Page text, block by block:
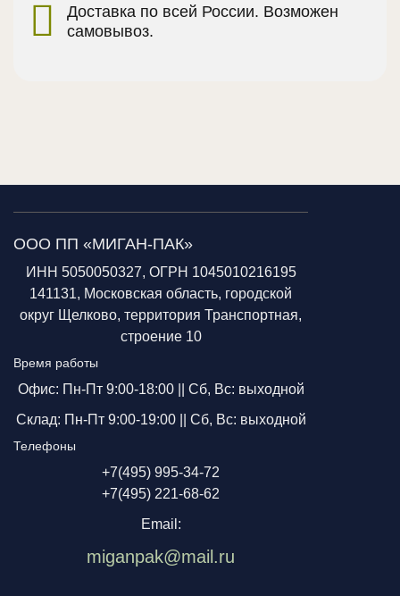
Доставка по всей России. Возможен
самовывоз.
ООО ПП «МИГАН-ПАК»
ИНН 5050050327, ОГРН 1045010216195
141131, Московская область, городской
округ Щелково, территория Транспортная,
строение 10
Время работы
Офис: Пн-Пт 9:00-18:00 || Сб, Вс: выходной
Склад: Пн-Пт 9:00-19:00 || Сб, Вс: выходной
Телефоны
+7(495) 995-34-72
+7(495) 221-68-62
Email:
miganpak@mail.ru